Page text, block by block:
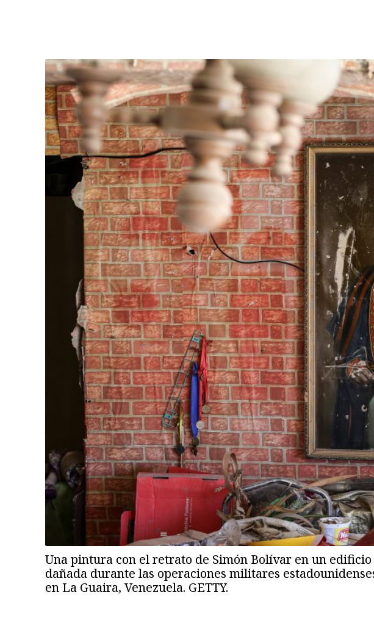
Una pintura con el retrato de Simón Bolívar en un
dañada durante las operaciones militares
en La Guaira, Venezuela. GETTY.